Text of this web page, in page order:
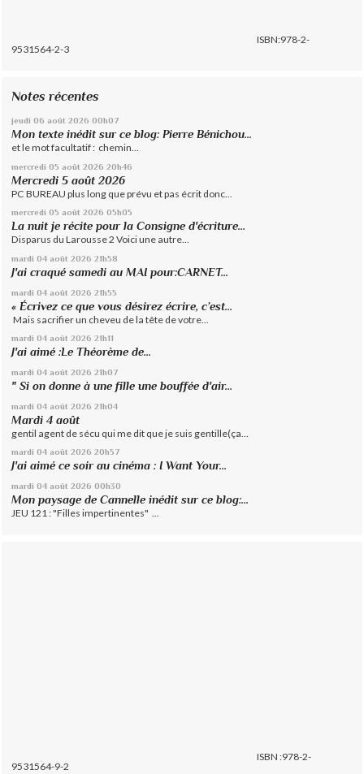
ISBN:978-2-
9531564-2-3
Notes récentes
jeudi 06 août 2026 00h07
Mon texte inédit sur ce blog: Pierre Bénichou...
et le mot facultatif : chemin...
mercredi 05 août 2026 20h46
Mercredi 5 août 2026
PC BUREAU plus long que prévu et pas écrit donc...
mercredi 05 août 2026 05h05
La nuit je récite pour la Consigne d'écriture...
Disparus du Larousse 2 Voici une autre...
mardi 04 août 2026 21h58
J'ai craqué samedi au MAI pour:CARNET...
mardi 04 août 2026 21h55
« Écrivez ce que vous désirez écrire, c’est...
Mais sacrifier un cheveu de la tête de votre...
mardi 04 août 2026 21h11
J'ai aimé :Le Théorème de...
mardi 04 août 2026 21h07
" Si on donne à une fille une bouffée d'air...
mardi 04 août 2026 21h04
Mardi 4 août
gentil agent de sécu qui me dit que je suis gentille(ça...
mardi 04 août 2026 20h57
J'ai aimé ce soir au cinéma : I Want Your...
mardi 04 août 2026 00h30
Mon paysage de Cannelle inédit sur ce blog:...
JEU 121 : "Filles impertinentes" ...
ISBN :978-2-
9531564-9-2